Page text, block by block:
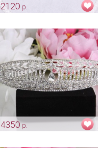
2120 р.
4350р.